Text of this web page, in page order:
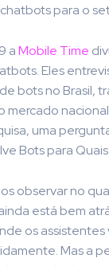
para o
aMobile Time
Eles
bots no Brasil,
mercado
uma
Bots para
observar no
está bem
os assistentes
Mas a